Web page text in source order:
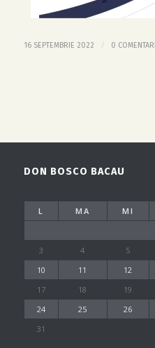
16 SEPTEMBRIE 2022 / 0 COMENTARII
DON BOSCO BACAU
L MA MI
3
4 5
10
11 12
17
18 19
24
25 26
31